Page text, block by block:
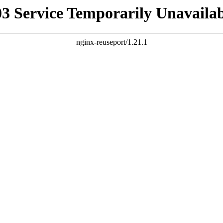
Service Temporarily
nginx-reuseport/1.21.1